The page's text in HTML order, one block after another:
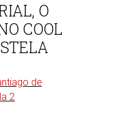
O
COOL